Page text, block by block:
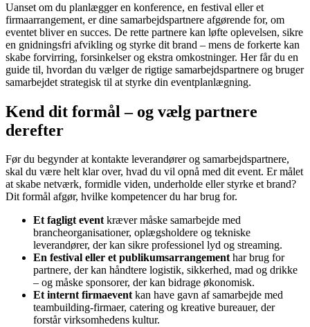
Uanset om du planlægger en konference, en festival eller et
firmaarrangement, er dine samarbejdspartnere afgørende for, om
eventet bliver en succes. De rette partnere kan løfte oplevelsen, sikre
en gnidningsfri afvikling og styrke dit brand – mens de forkerte kan
skabe forvirring, forsinkelser og ekstra omkostninger. Her får du en
guide til, hvordan du vælger de rigtige samarbejdspartnere og bruger
samarbejdet strategisk til at styrke din eventplanlægning.
Kend dit formål – og vælg partnere
derefter
Før du begynder at kontakte leverandører og samarbejdspartnere,
skal du være helt klar over, hvad du vil opnå med dit event. Er målet
at skabe netværk, formidle viden, underholde eller styrke et brand?
Dit formål afgør, hvilke kompetencer du har brug for.
Et fagligt eventkræver måske samarbejde med
brancheorganisationer, oplægsholdere og tekniske
leverandører, der kan sikre professionel lyd og streaming.
En festival eller et publikumsarrangementhar brug for
partnere, der kan håndtere logistik, sikkerhed, mad og drikke
– og måske sponsorer, der kan bidrage økonomisk.
Et internt firmaeventkan have gavn af samarbejde med
teambuilding-firmaer, catering og kreative bureauer, der
forstår virksomhedens kultur.